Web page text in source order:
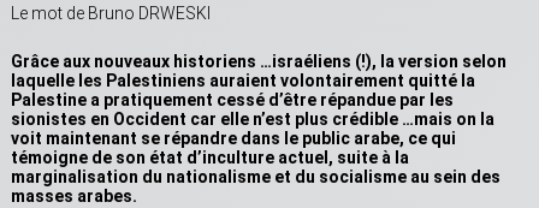
Le mot de Bruno DRWESKI
Grâce aux nouveaux historiens …israéliens (!), la version selon
laquelle les Palestiniens auraient volontairement quitté la
Palestine a pratiquement cessé d’être répandue par les
sionistes en Occident car elle n’est plus crédible …mais on la
voit maintenant se répandre dans le public arabe, ce qui
témoigne de son état d’inculture actuel, suite à la
marginalisation du nationalisme et du socialisme au sein des
masses arabes.